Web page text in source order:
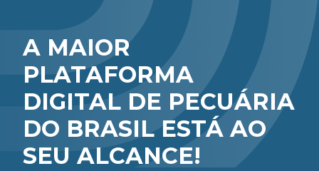
A MAIOR
PLATAFORMA
DIGITAL DE PECUÁRIA
DO BRASIL ESTÁ AO
SEU ALCANCE!